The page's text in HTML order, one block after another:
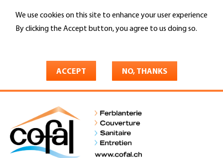
We use cookies on this site to enhance your user experience
By clicking the Accept button, you agree to us doing so.
ACCEPT NO, THANKS
main
Search
Cofal Société Cooperative